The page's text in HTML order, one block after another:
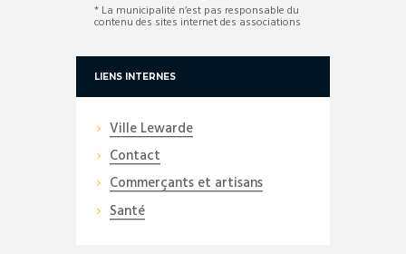
* La municipalité n’est pas responsable du
contenu des sites internet des associations
LIENS INTERNES
Ville Lewarde
Contact
Commerçants et artisans
Santé